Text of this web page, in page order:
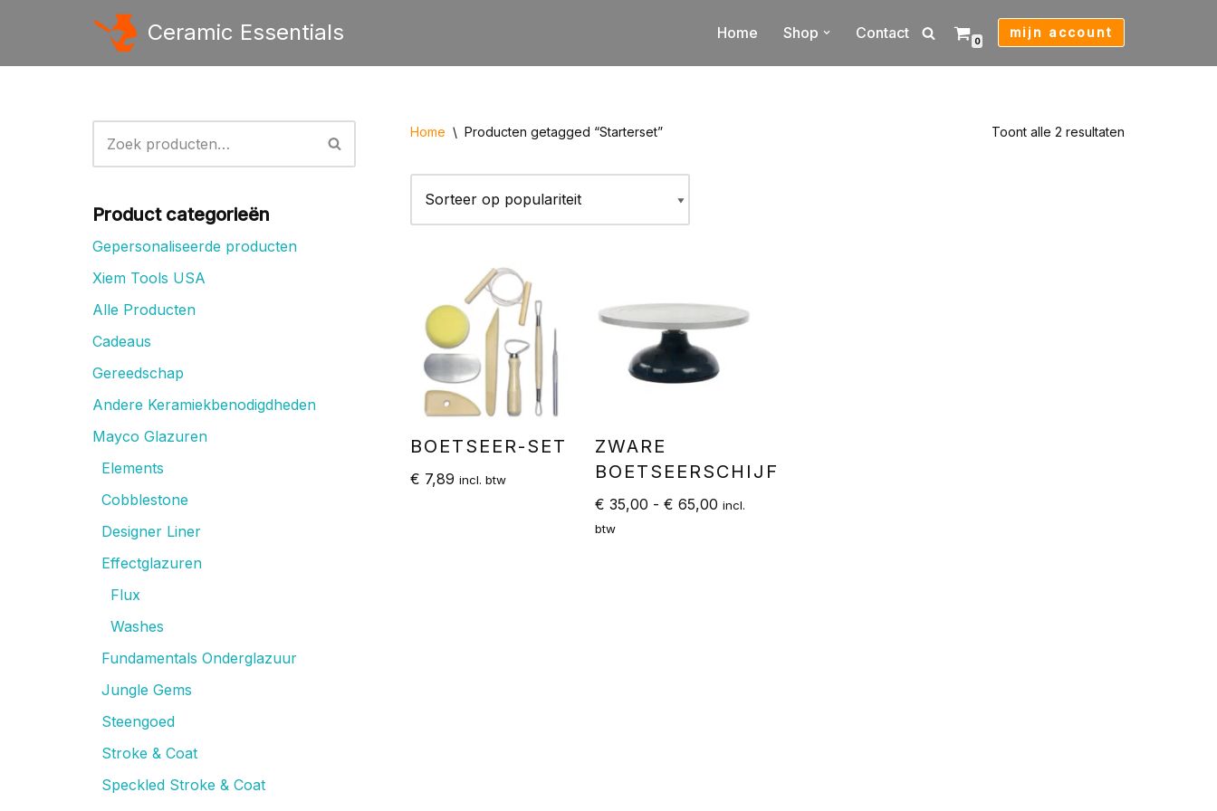
naar
Ceramic Essentials Home Shop Contact 0
mijn account
Product categorieën
Gepersonaliseerde producten
Xiem Tools USA
Alle Producten
Cadeaus
Gereedschap
Andere Keramiekbenodigdheden
Mayco Glazuren
Elements
Cobblestone
Designer Liner
Effectglazuren
Flux
Washes
Fundamentals Onderglazuur
Jungle Gems
Steengoed
Stroke & Coat
Speckled Stroke & Coat
Home \ Producten getagged “Starterset” Toont alle 2 resultaten
BOETSEER-SET
€ 7,89 incl. btw
ZWARE
BOETSEERSCHIJF
€ 35,00 - € 65,00 incl.
btw